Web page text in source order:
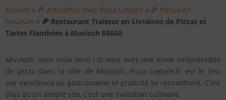
Accueil » 🍕 Actualités chez Pizza Lièpvre » 🍕 Pizzas en
livraison » 🍕 Restaurant Traiteur en Livraison de Pizzas et
Tartes Flambées à Musloch 68660
Musloch, vous voilà servi ! Si vous avez une envie irrépressible
de pizza dans la ville de Musloch, Pizza-Liepvre.fr est le lieu
par excellence où gastronomie et praticité se rencontrent. C’est
plus qu’un simple site, c’est une invitation culinaire.